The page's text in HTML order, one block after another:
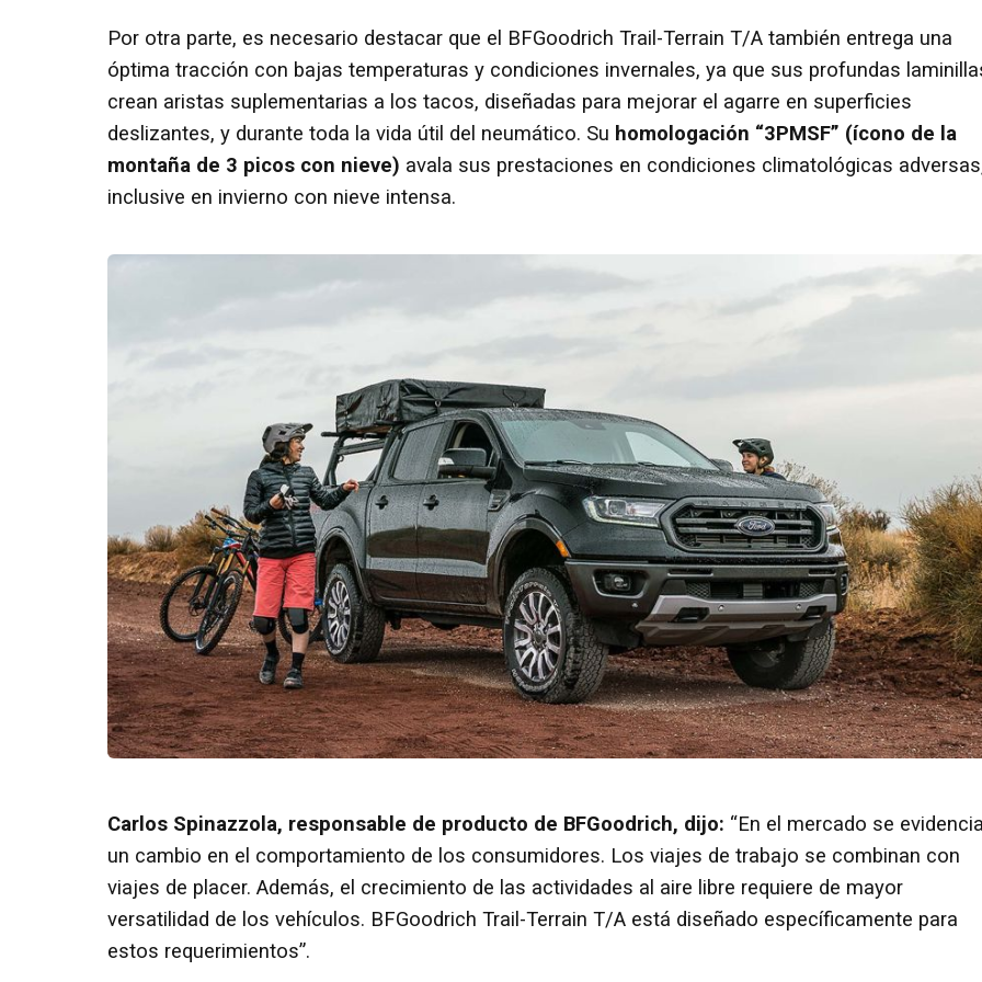
Por otra parte, es necesario destacar que el BFGoodrich Trail-Terrain T/A también entrega una
óptima tracción con bajas temperaturas y condiciones invernales, ya que sus profundas
crean aristas suplementarias a los tacos, diseñadas para mejorar el agarre en superficies
deslizantes, y durante toda la vida útil del neumático. Su homologación “3PMSF” (ícono de la
montaña de 3 picos con nieve) avala sus prestaciones en condiciones climatológicas
inclusive en invierno con nieve intensa.
Carlos Spinazzola, responsable de producto de BFGoodrich, dijo: “En el mercado se
un cambio en el comportamiento de los consumidores. Los viajes de trabajo se combinan con
viajes de placer. Además, el crecimiento de las actividades al aire libre requiere de mayor
versatilidad de los vehículos. BFGoodrich Trail-Terrain T/A está diseñado específicamente para
estos requerimientos”.